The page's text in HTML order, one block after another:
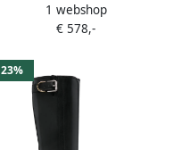
bikerlaarzen met veters
Zwart
1 webshop
€ 578,-
23%